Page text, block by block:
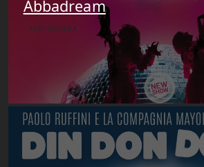
Abbadream
APRI SCHEDA